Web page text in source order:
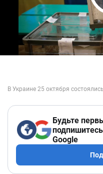
Будьте
Google